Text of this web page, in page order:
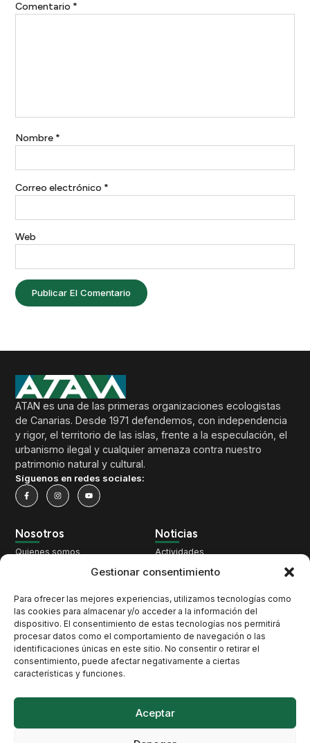
Gestionar consentimiento
Para ofrecer las mejores experiencias, utilizamos tecnologías como
las cookies para almacenar y/o acceder a la información del
dispositivo. El consentimiento de estas tecnologías nos permitirá
procesar datos como el comportamiento de navegación o las
identificaciones únicas en este sitio. No consentir o retirar el
consentimiento, puede afectar negativamente a ciertas
características y funciones.
Aceptar
Comentario*
Nombre*
Correo electrónico*
Web
ATAN es una de las primeras organizaciones ecologistas
de Canarias. Desde 1971 defendemos, con independencia
y rigor, el territorio de las islas, frente a la especulación, el
urbanismo ilegal y cualquier amenaza contra nuestro
patrimonio natural y cultural.
Síguenos en redes sociales:
Nosotros
Quienes somos
Pacto por los Cetáceos
Únete
Contacto
Noticias
Actividades
Territorio
Patrimonio
Biodiversidad
Opinión
Contacto